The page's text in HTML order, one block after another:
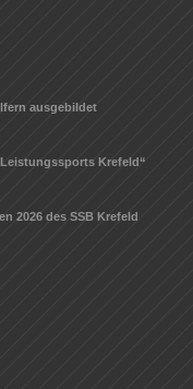
ausgebildet
Krefeld“
2026 des SSB Krefeld